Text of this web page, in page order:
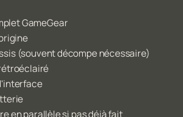
GameGear
(souvent décompe nécessaire)